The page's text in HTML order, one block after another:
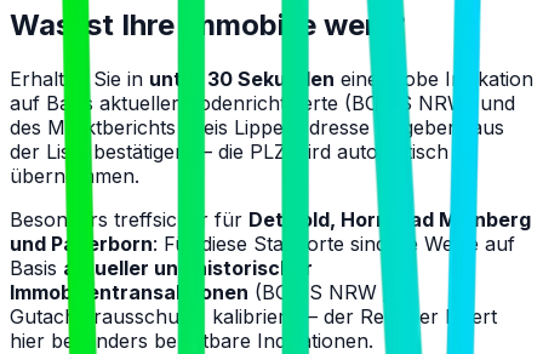
Was ist Ihre Immobilie wert?
Erhalten Sie in unter 30 Sekunden eine grobe Indikation
auf Basis aktueller Bodenrichtwerte (BORIS NRW) und
des Marktberichts Kreis Lippe. Adresse eingeben, aus
der Liste bestätigen — die PLZ wird automatisch
übernommen.
Besonders treffsicher für Detmold, Horn-Bad Meinberg
und Paderborn: Für diese Standorte sind die Werte auf
Basis aktueller und historischer
Immobilientransaktionen (BORIS NRW /
Gutachterausschuss) kalibriert — der Rechner liefert
hier besonders belastbare Indikationen.